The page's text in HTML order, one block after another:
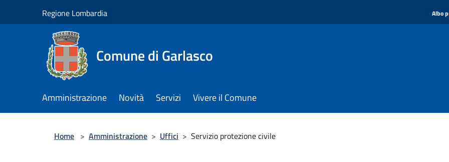
Regione Lombardia Albo
Comune di Garlasco
Amministrazione Novità Servizi Vivere il Comune
Home > Amministrazione > Uffici > Servizio protezione civile